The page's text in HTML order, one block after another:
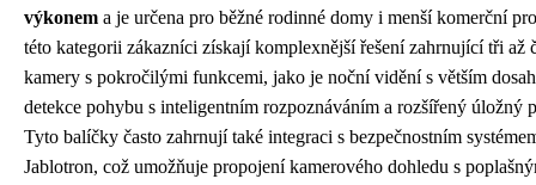
výkonem a je určena pro běžné rodinné domy i menší komerční
této kategorii zákazníci získají komplexnější řešení zahrnující tři až
kamery s pokročilými funkcemi, jako je noční vidění s větším
detekce pohybu s inteligentním rozpoznáváním a rozšířený úložný
Tyto balíčky často zahrnují také integraci s bezpečnostním
Jablotron, což umožňuje propojení kamerového dohledu s